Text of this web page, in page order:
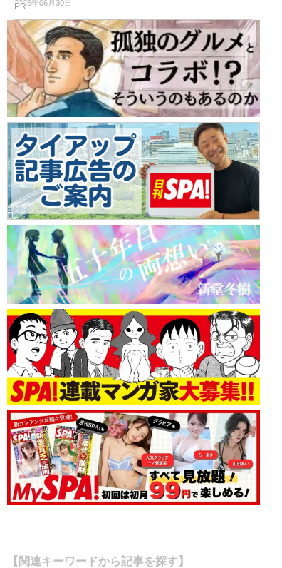
2026年06月30日
PR
【関連キーワードから記事を探す】